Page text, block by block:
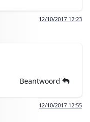
12/10/2017 12:23
Beantwoord
12/10/2017 12:55